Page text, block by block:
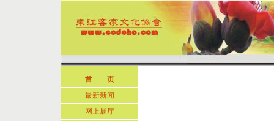
首 页
最新新闻
网上展厅